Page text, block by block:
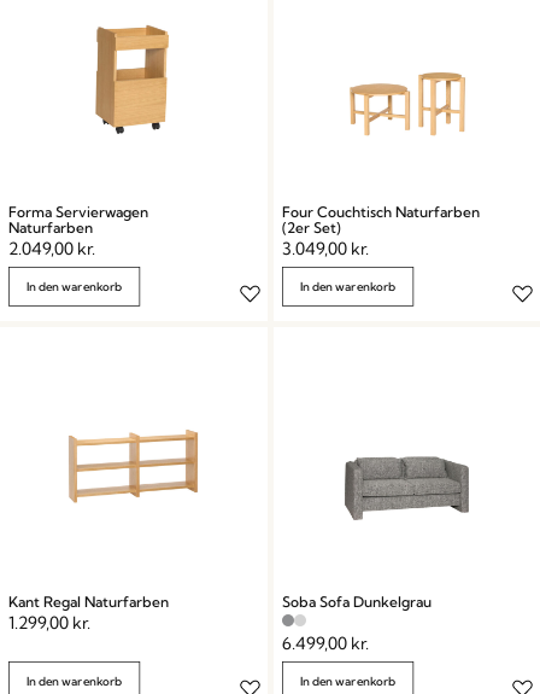
Forma Servierwagen
Naturfarben
2.049,00 kr.
In den warenkorb
Four Couchtisch Naturfarben
(2er Set)
3.049,00 kr.
In den warenkorb
Kant Regal Naturfarben
1.299,00 kr.
In den warenkorb
Soba Sofa Dunkelgrau
6.499,00 kr.
In den warenkorb